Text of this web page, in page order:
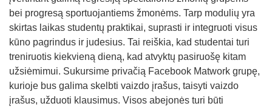
bei progresą sportuojantiems žmonėms. Tarp modulių yra
skirtas laikas studentų praktikai, suprasti ir integruoti visus
kūno pagrindus ir judesius. Tai reiškia, kad studentai turi
treniruotis kiekvieną dieną, kad atvyktų pasiruošę kitam
užsiėmimui. Sukursime privačią Facebook Matwork grupę,
kurioje bus galima skelbti vaizdo įrašus, taisyti vaizdo
įrašus, užduoti klausimus. Visos abejonės turi būti